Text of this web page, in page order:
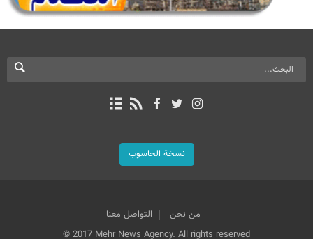
نسخة الحاسوب
من نحن
التواصل معنا
© 2017 Mehr News Agency. All rights reserved